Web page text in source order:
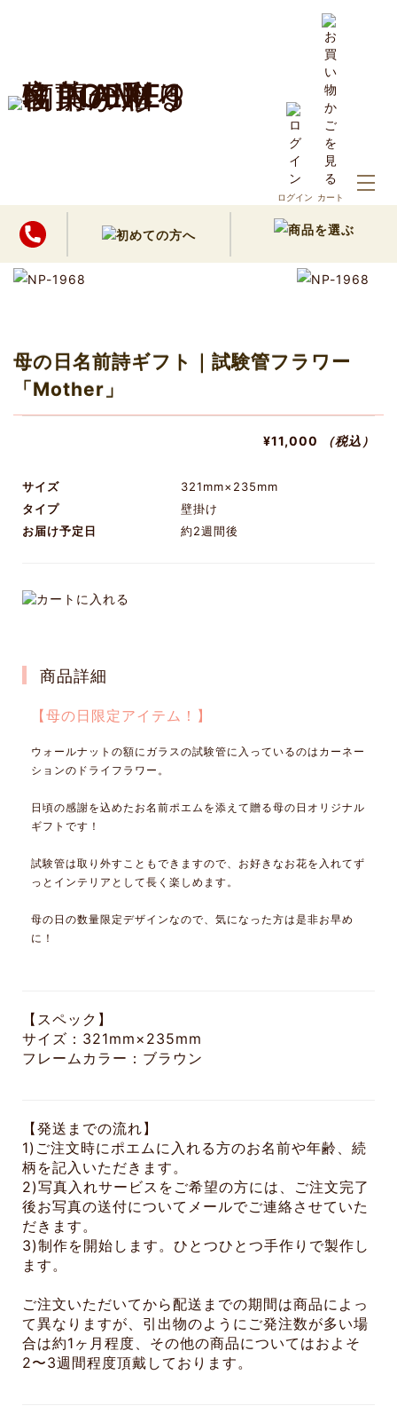
ログイン カート
母の日名前詩ギフト｜試験管フラワー「Mother」
母の日名前詩ギフト｜試験管フラワー
「Mother」
¥11,000 （税込）
サイズ
321mm×235mm
タイプ
壁掛け
お届け予定日
約2週間後
商品詳細
【母の日限定アイテム！】
ウォールナットの額にガラスの試験管に入っているのはカーネー
ションのドライフラワー。
日頃の感謝を込めたお名前ポエムを添えて贈る母の日オリジナル
ギフトです！
試験管は取り外すこともできますので、お好きなお花を入れてず
っとインテリアとして長く楽しめます。
母の日の数量限定デザインなので、気になった方は是非お早め
に！
【スペック】
サイズ：321mm×235mm
フレームカラー：ブラウン
【発送までの流れ】
1)ご注文時にポエムに入れる方のお名前や年齢、続
柄を記入いただきます。
2)写真入れサービスをご希望の方には、ご注文完了
後お写真の送付についてメールでご連絡させていた
だきます。
3)制作を開始します。ひとつひとつ手作りで製作し
ます。
ご注文いただいてから配送までの期間は商品によっ
て異なりますが、引出物のようにご発注数が多い場
合は約1ヶ月程度、その他の商品についてはおよそ
2〜3週間程度頂戴しております。